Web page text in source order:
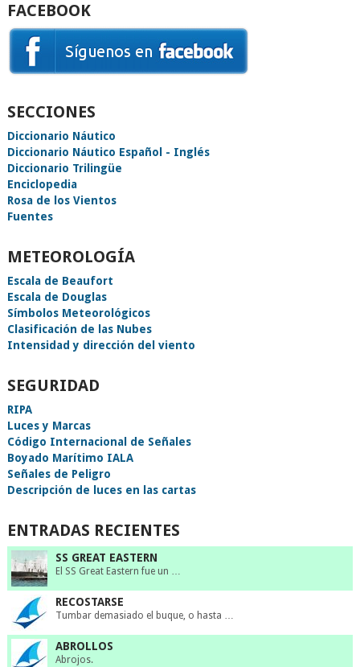
FACEBOOK
SECCIONES
Diccionario Náutico
Diccionario Náutico Español - Inglés
Diccionario Trilingüe
Enciclopedia
Rosa de los Vientos
Fuentes
METEOROLOGÍA
Escala de Beaufort
Escala de Douglas
Símbolos Meteorológicos
Clasificación de las Nubes
Intensidad y dirección del viento
SEGURIDAD
RIPA
Luces y Marcas
Código Internacional de Señales
Boyado Marítimo IALA
Señales de Peligro
Descripción de luces en las cartas
ENTRADAS RECIENTES
SS GREAT EASTERN
El SS Great Eastern fue un …
RECOSTARSE
Tumbar demasiado el buque, o hasta …
ABROLLOS
Abrojos.